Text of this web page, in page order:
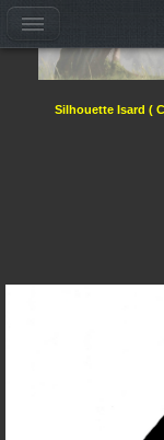
Silhouette Isard (